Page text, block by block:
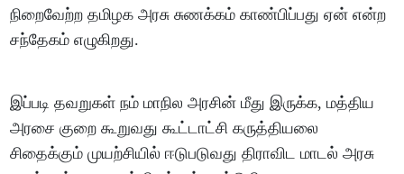
நிறைவேற்ற தமிழக அரசு சுணக்கம் காண்பிப்பது ஏன் என்ற
சந்தேகம் எழுகிறது.
இப்படி தவறுகள் நம் மாநில அரசின் மீது இருக்க, மத்திய
அரசை குறை கூறுவது கூட்டாட்சி கருத்தியலை
சிதைக்கும் முயற்சியில் ஈடுபடுவது திராவிட மாடல் அரசு